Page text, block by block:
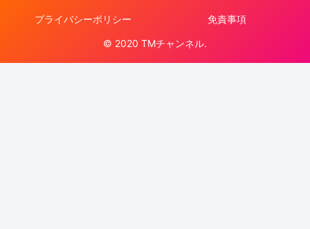
プライバシーポリシー 免責事項
© 2020 TMチャンネル.